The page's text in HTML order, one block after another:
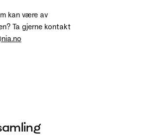
kan være av
Ta gjerne kontakt